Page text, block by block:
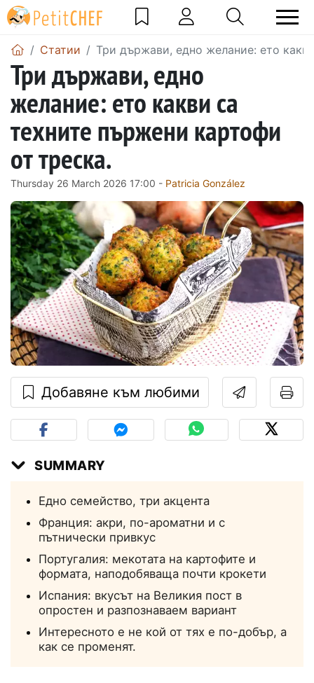
Статии Три държави, едно желание: ето
Три държави, едно
желание: ето какви са
техните пържени картофи
от треска.
Thursday 26 March 2026 17:00 - Patricia González
Добавяне към любими
SUMMARY
Едно семейство, три акцента
Франция: акри, по-ароматни и с
пътнически привкус
Португалия: мекотата на картофите и
формата, наподобяваща почти крокети
Испания: вкусът на Великия пост в
опростен и разпознаваем вариант
Интересното е не кой от тях е по-добър, а
как се променят.